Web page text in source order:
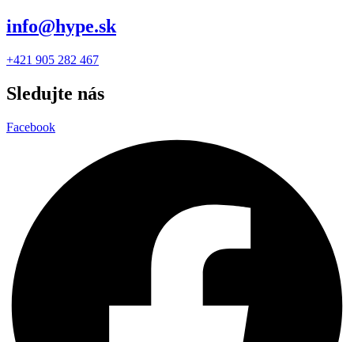
info@hype.sk
+421 905 282 467
Sledujte nás
Facebook